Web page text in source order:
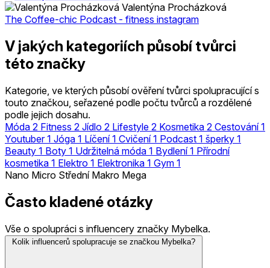
Valentýna Procházková
The Coffee-chic Podcast - fitness instagram
V jakých kategoriích působí tvůrci
této značky
Kategorie, ve kterých působí ověření tvůrci spolupracující s
touto značkou, seřazené podle počtu tvůrců a rozdělené
podle jejich dosahu.
Móda 2 Fitness 2 Jídlo 2 Lifestyle 2 Kosmetika 2 Cestování 1
Youtuber 1 Jóga 1 Líčení 1 Cvičení 1 Podcast 1 šperky 1
Beauty 1 Boty 1 Udržitelná móda 1 Bydlení 1 Přírodní
kosmetika 1 Elektro 1 Elektronika 1 Gym 1
Nano Micro Střední Makro Mega
Často kladené otázky
Vše o spolupráci s influencery značky Mybelka.
Kolik influencerů spolupracuje se značkou Mybelka?